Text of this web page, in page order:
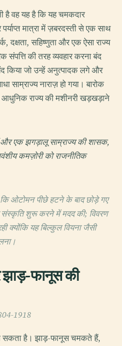
है वह यह है कि यह चमकदार
मात्रा में ज़बरदस्ती से एक साथ
दक्षता, सहिष्णुता और एक ऐसा राज्य
संपत्ति की तरह व्यवहार करना बंद
किया जो उन्हें अनुत्पादक लगे और
साम्राज्य नाराज़ हो गया। बारोक
आधुनिक राज्य की मशीनरी खड़खड़ाने
और एक झगड़ालू साम्राज्य की शासक,
कमज़ोरी को राजनीतिक
ओटोमन पीछे हटने के बाद छोड़े गए
संस्कृति शुरू करने में मदद की; विवरण
क्योंकि यह बिल्कुल वियना जैसी
झाड़-फानूस की
1918
सकता है। झाड़-फानूस चमकते हैं,